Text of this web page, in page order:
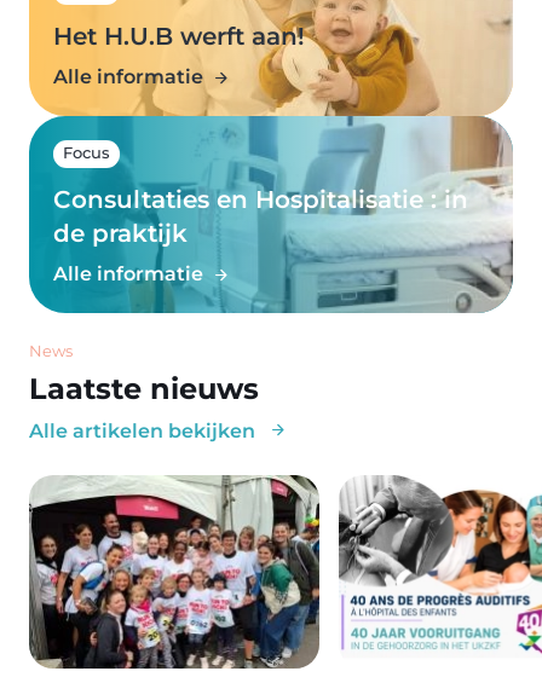
Het H.U.B werft aan!
Alle informatie
Focus
Consultaties en Hospitalisatie : in
de praktijk
Alle informatie
News
Laatste nieuws
Alle artikelen bekijken
Image Image